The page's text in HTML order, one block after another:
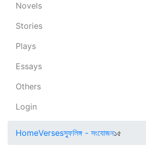
Novels
Stories
Plays
Essays
Others
Login
HomeVersesস্ফুলিঙ্গ - সংযোজন১৫